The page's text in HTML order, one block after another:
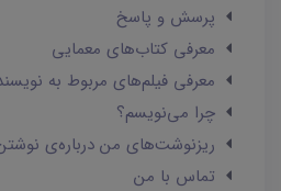
پرسش و پاسخ
معرفی کتاب‌های معمایی
معرفی فیلم‌های مربوط به
چرا می‌نویسم؟
ریزنوشت‌های من درباره‌ی
تماس با من